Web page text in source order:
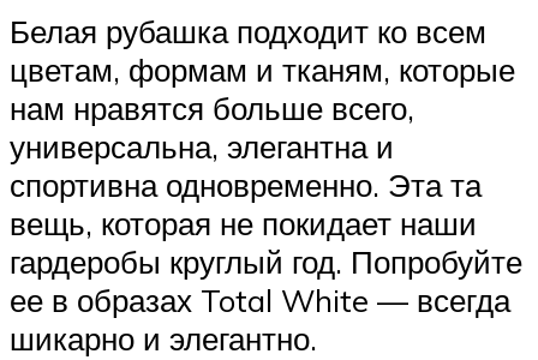
Белая рубашка подходит ко всем
цветам, формам и тканям, которые
нам нравятся больше всего,
универсальна, элегантна и
спортивна одновременно. Эта та
вещь, которая не покидает наши
гардеробы круглый год. Попробуйте
ее в образах Total White — всегда
шикарно и элегантно.